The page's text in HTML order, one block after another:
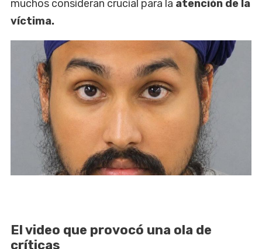
muchos consideran crucial para la atención de la
víctima.
El video que provocó una ola de
críticas